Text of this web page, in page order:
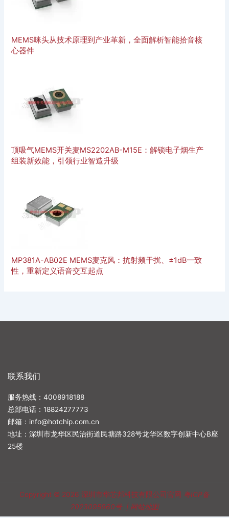
MEMS咪头从技术原理到产业革新，全面解析智能拾音核
心器件
顶吸气MEMS开关麦MS2202AB-M15E：解锁电子烟生产
组装新效能，引领行业智造升级
MP381A-AB02E MEMS麦克风：抗射频干扰、±1dB一致
性，重新定义语音交互起点
联系我们
服务热线：4008918188
总部电话： 18824277773
邮箱： info@hotchip.com.cn
地址：深圳市龙华区民治街道民塘路328号龙华区数字创新中心B座
25楼
Copyright © 2026 深圳市华芯邦科技有限公司官网 粤ICP备
2023095960号| 网站地图